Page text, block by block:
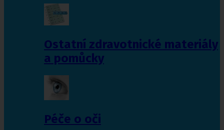
Ostatní zdravotnické materiály
a pomůcky
Péče o oči